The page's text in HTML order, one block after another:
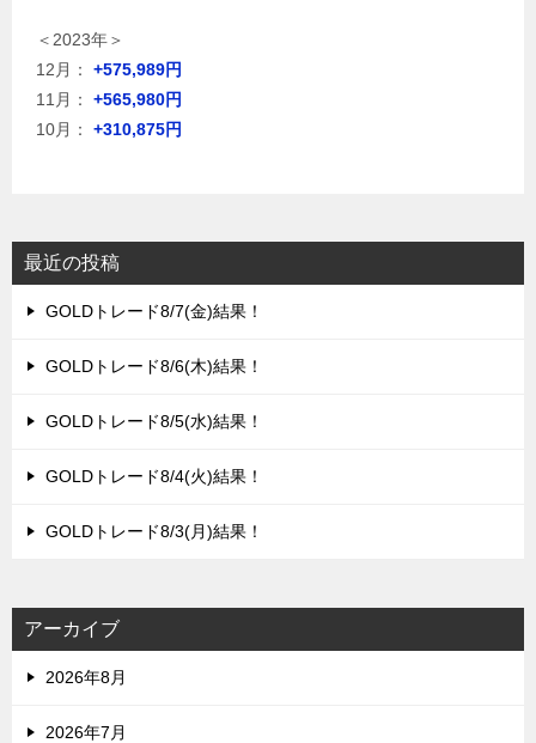
＜2023年＞
12月：
+575,989円
11月：
+565,980円
10月：
+310,875円
最近の投稿
GOLDトレード8/7(金)結果！
GOLDトレード8/6(木)結果！
GOLDトレード8/5(水)結果！
GOLDトレード8/4(火)結果！
GOLDトレード8/3(月)結果！
アーカイブ
2026年8月
2026年7月